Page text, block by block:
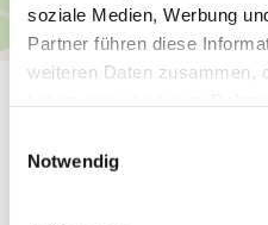
soziale Medien, Werbung
Partner führen diese
weiteren Daten zusammen,
Notwendig
Allgemeine